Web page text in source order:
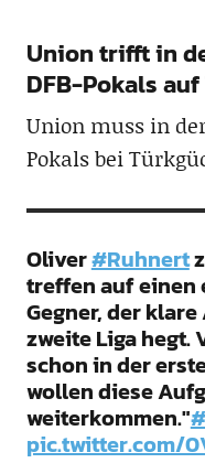
Union trifft in
DFB-Pokals
Union muss in
Pokals bei
Oliver#Ruhnert
treffen auf einen
Gegner, der
zweite Liga hegt.
schon in der
wollen diese
weiterkommen."
pic.twitter.com/